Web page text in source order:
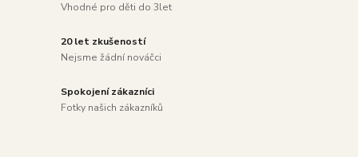
Vhodné pro děti do 3let
20 let zkušeností
Nejsme žádní nováčci
Spokojení zákazníci
Fotky našich zákazníků